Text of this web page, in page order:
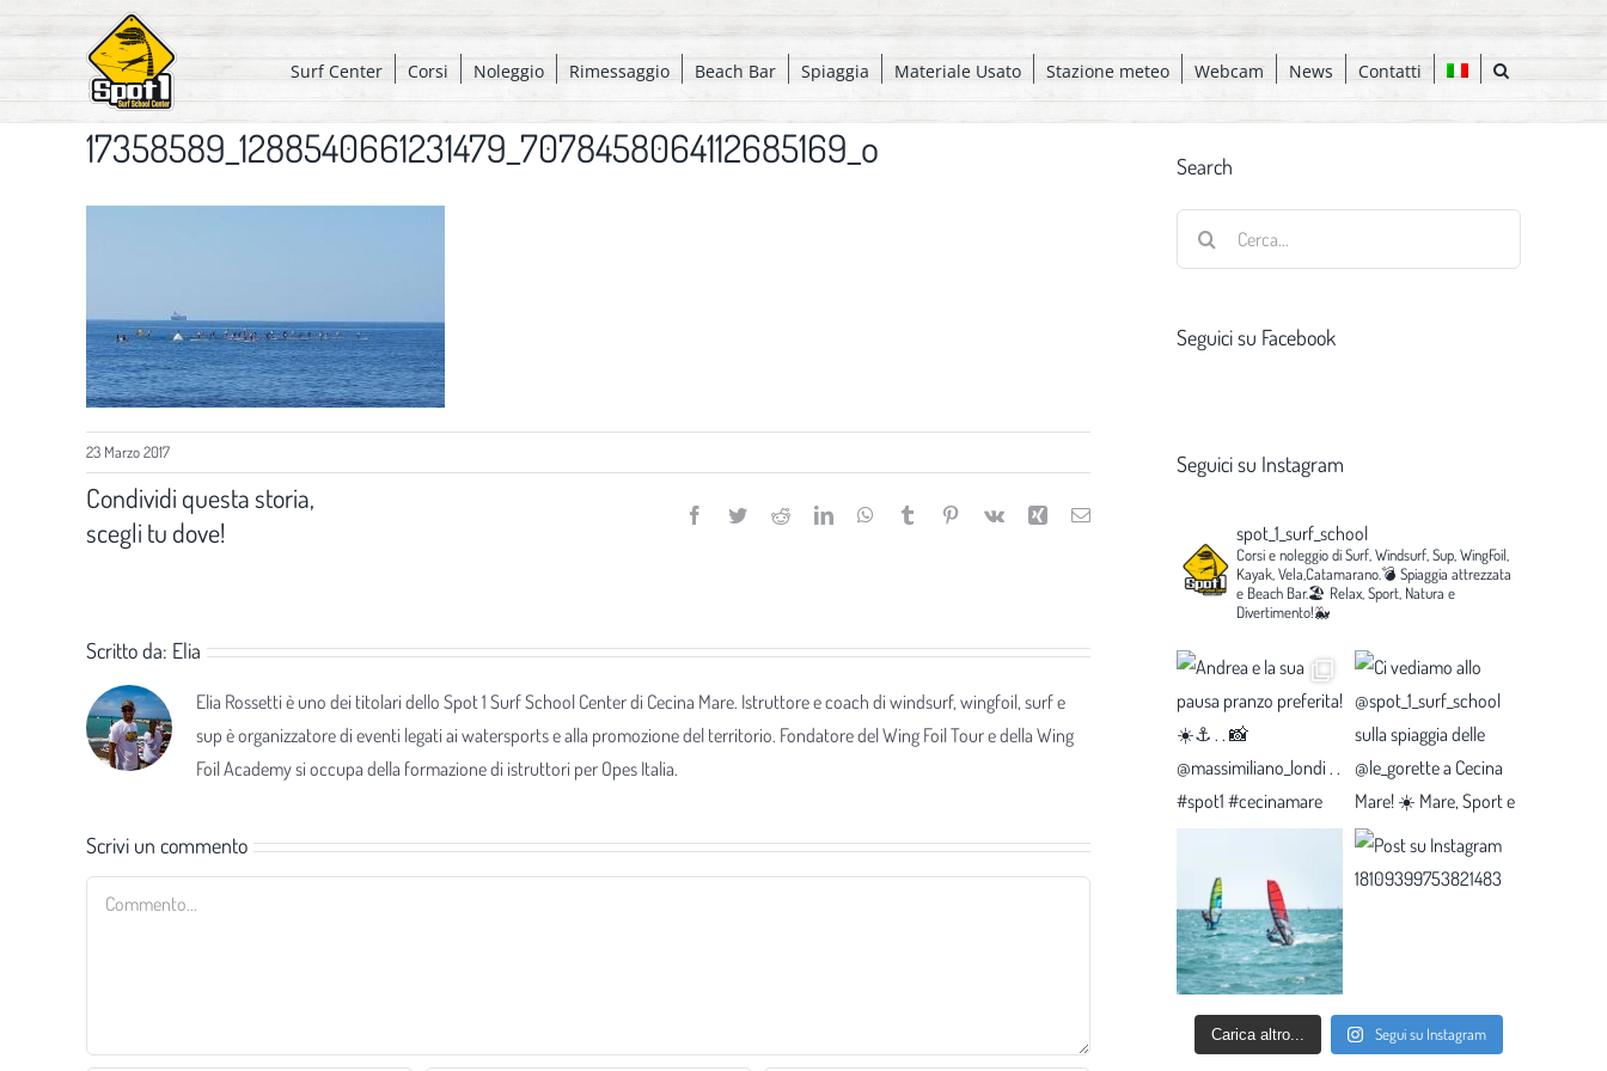
contenuto
Surf Center Corsi Noleggio Rimessaggio Beach Bar Spiaggia Materiale Usato Stazione meteo Webcam News Contatti
17358589_1288540661231479_7078458064112685169_o
23 Marzo 2017
Condividi questa storia,
scegli tu dove!
Facebook
TwitterRedditLinkedInWhatsApp
Tumblr Pinterest
Vk Xing Email
Scritto da: Elia
Elia Rossetti è uno dei titolari dello Spot 1 Surf School Center di Cecina Mare. Istruttore e coach di windsurf, wingfoil, surf e
sup è organizzatore di eventi legati ai watersports e alla promozione del territorio. Fondatore del Wing Foil Tour e della Wing
Foil Academy si occupa della formazione di istruttori per Opes Italia.
Scrivi un commento
Commento
Search
Seguici su Facebook
Seguici su Instagram
spot_1_surf_school
Corsi e noleggio di Surf, Windsurf, Sup, WingFoil,
Kayak, Vela,Catamarano.💣 Spiaggia attrezzata
e Beach Bar.🏖️ Relax, Sport, Natura e
Divertimento!🐳
Carica altro... Segui su Instagram